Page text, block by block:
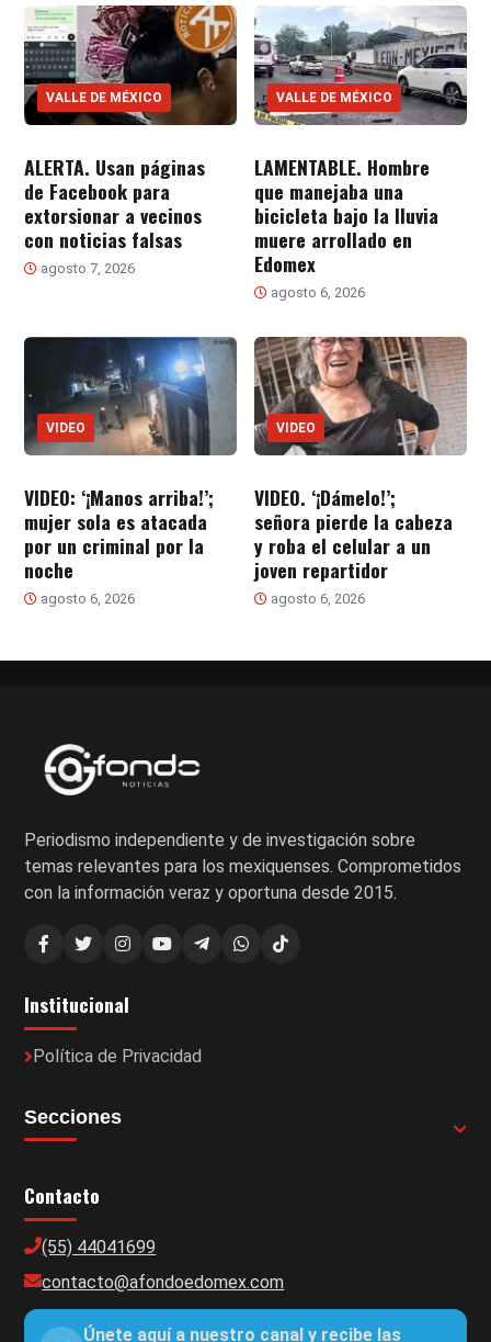
VALLE DE MÉXICO
ALERTA. Usan páginas
de Facebook para
extorsionar a vecinos
con noticias falsas
agosto 7, 2026
VALLE DE MÉXICO
LAMENTABLE. Hombre
que manejaba una
bicicleta bajo la lluvia
muere arrollado en
Edomex
agosto 6, 2026
VIDEO
VIDEO: ‘¡Manos arriba!’;
mujer sola es atacada
por un criminal por la
noche
agosto 6, 2026
VIDEO
VIDEO. ‘¡Dámelo!’;
señora pierde la cabeza
y roba el celular a un
joven repartidor
agosto 6, 2026
Periodismo independiente y de investigación sobre
temas relevantes para los mexiquenses. Comprometidos
con la información veraz y oportuna desde 2015.
Institucional
Política de Privacidad
Secciones
Contacto
(55) 44041699
contacto@afondoedomex.com
Únete aquí a nuestro canal y recibe las